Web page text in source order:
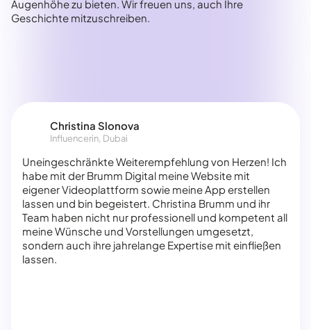
Augenhöhe zu bieten. Wir freuen uns, auch Ihre
Geschichte mitzuschreiben.
Christina Slonova
Influencerin, Dubai
Uneingeschränkte Weiterempfehlung von Herzen! Ich
habe mit der Brumm Digital meine Website mit
eigener Videoplattform sowie meine App erstellen
lassen und bin begeistert. Christina Brumm und ihr
Team haben nicht nur professionell und kompetent all
meine Wünsche und Vorstellungen umgesetzt,
sondern auch ihre jahrelange Expertise mit einfließen
lassen.